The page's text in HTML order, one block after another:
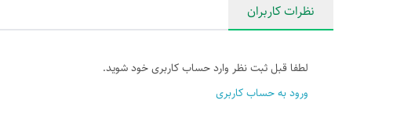
نظرات کاربران
لطفا قبل ثبت نظر وارد حساب کاربری خود شوید.
ورود به حساب کاربری